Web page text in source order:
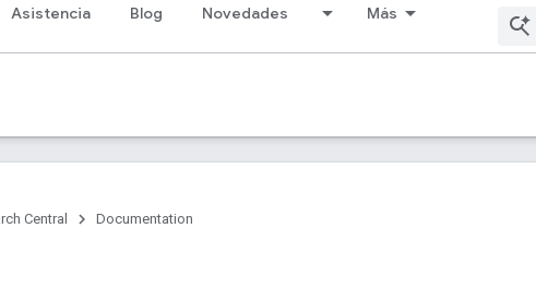
Asistencia Blog Novedades Más
Central Documentation